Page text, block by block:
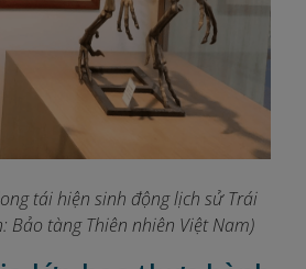
tái hiện sinh động lịch sử Trái
Bảo tàng Thiên nhiên Việt Nam)